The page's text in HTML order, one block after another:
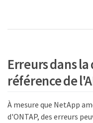
Erreurs dans
référence de
À mesure que NetApp
d'ONTAP, des erreurs